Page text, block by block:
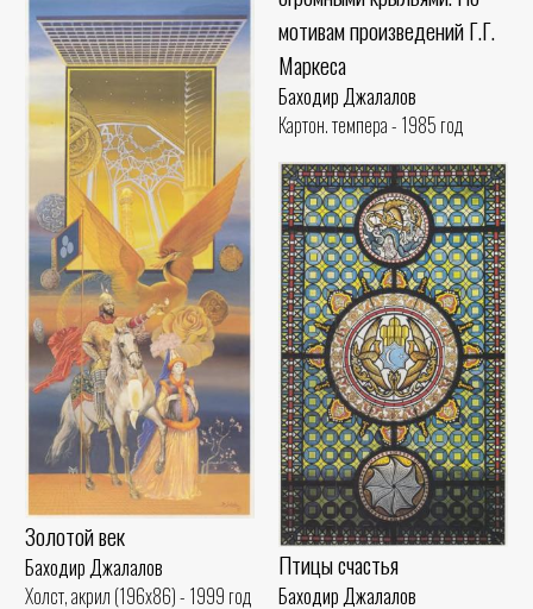
мотивам произведений Г.Г.
Маркеса
Баходир Джалалов
Картон. темпера - 1985 год
Золотой век
Баходир Джалалов
Холст, акрил (196x86) - 1999 год
Птицы счастья
Баходир Джалалов